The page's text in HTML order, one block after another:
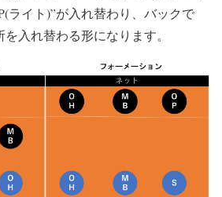
ライト)”が入れ替わり、バックで
入れ替わる形になります。